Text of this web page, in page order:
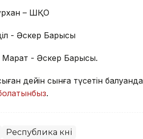
– ШҚО
- Әскер Барысы
Марат - Әскер Барысы.
дейін сынға түсетін
.
Республика күні